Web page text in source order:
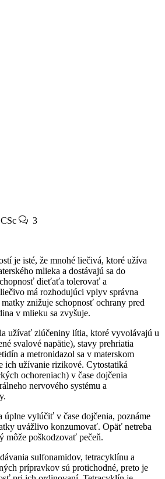
3
je isté, že mnohé liečivá, ktoré užíva
mlieka a dostávajú sa do
dieťaťa tolerovať a
má rozhodujúci vplyv správna
znižuje schopnosť ochrany pred
v mlieku sa zvyšuje.
užívať zlúčeniny lítia, ktoré vyvolávajú u
svalové napätie), stavy prehriatia
a metronidazol sa v materskom
ich užívanie rizikové. Cytostatiká
ochoreniach) v čase dojčenia
nervového systému a
úplne vylúčiť v čase dojčenia, poznáme
uvážlivo konzumovať. Opäť netreba
poškodzovať pečeň.
sulfonamidov, tetracyklínu a
prípravkov sú protichodné, preto je